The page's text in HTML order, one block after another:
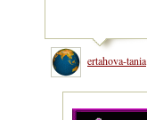
ertahova-tania